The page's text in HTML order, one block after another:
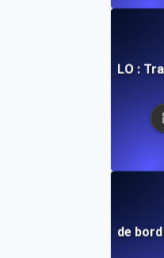
des données SLI/SLO :
de tableaux de